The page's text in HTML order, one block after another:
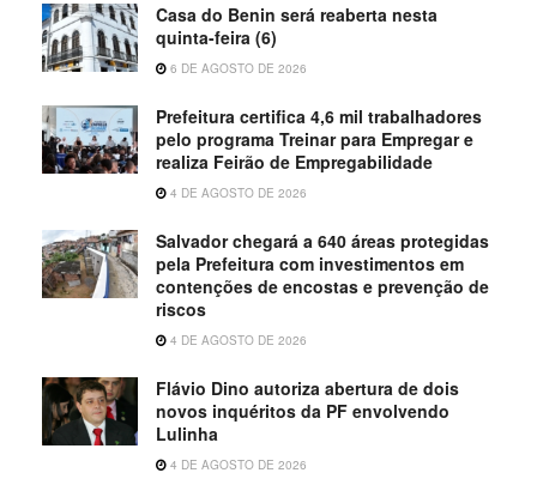
Casa do Benin será reaberta nesta
quinta-feira (6)
6 DE AGOSTO DE 2026
Prefeitura certifica 4,6 mil trabalhadores
pelo programa Treinar para Empregar e
realiza Feirão de Empregabilidade
4 DE AGOSTO DE 2026
Salvador chegará a 640 áreas protegidas
pela Prefeitura com investimentos em
contenções de encostas e prevenção de
riscos
4 DE AGOSTO DE 2026
Flávio Dino autoriza abertura de dois
novos inquéritos da PF envolvendo
Lulinha
4 DE AGOSTO DE 2026